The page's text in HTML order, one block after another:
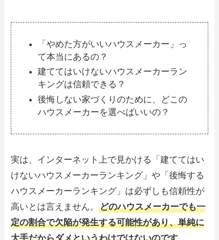
「やめた方がいいハウスメーカー」っ
て本当にあるの？
建ててはいけないハウスメーカーラン
キングは信頼できる？
後悔しない家づくりのために、どこの
ハウスメーカーを選べばいいの？
実は、インターネット上で見かける「建ててはい
けないハウスメーカーランキング」や「後悔する
ハウスメーカーランキング」は必ずしも信頼性が
高いとは言えません。どのハウスメーカーでも一
定の割合で欠陥が発生する可能性があり、単純に